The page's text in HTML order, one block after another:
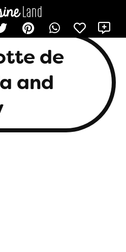
de
and
BASANDA